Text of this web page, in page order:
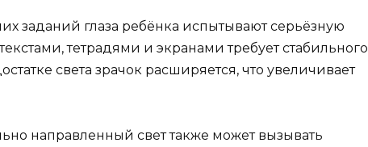
заданий глаза ребёнка испытывают серьёзную
тетрадями и экранами требует стабильного
света зрачок расширяется, что увеличивает
направленный свет также может вызывать